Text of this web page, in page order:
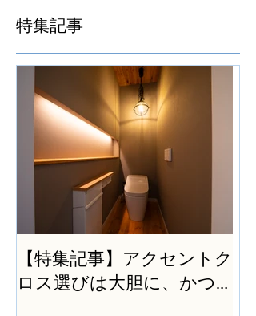
特集記事
【特集記事】アクセントク
ロス選びは大胆に、かつ